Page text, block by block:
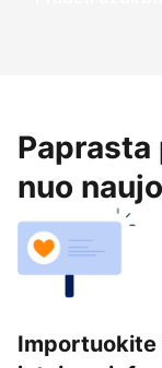
nuo
Importuokite